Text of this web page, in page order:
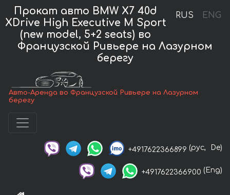
RUS ENG
Прокат авто BMW X7 40d
XDrive High Executive M Sport
(new model, 5+2 seats) во
Французской Ривьере на Лазурном
берегу
Авто-Аренда во Французской Ривьере на Лазурном
берегу
+4917622366899 (рус, De)
+4917622366900 (Eng)